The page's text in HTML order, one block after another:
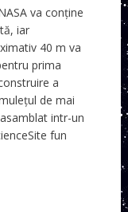
va conține
iar
40 m va
prima
a
de mai
intr-un
fun